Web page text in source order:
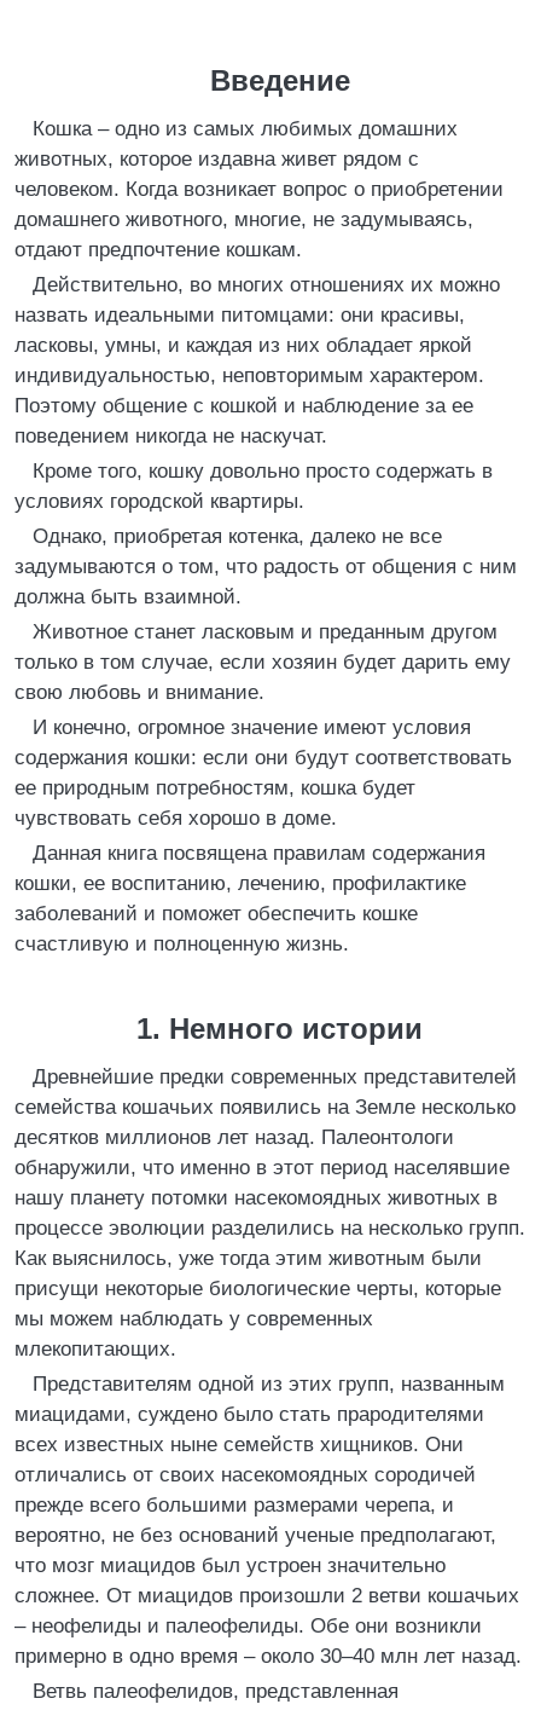
Введение
Кошка – одно из самых любимых домашних
животных, которое издавна живет рядом с
человеком. Когда возникает вопрос о приобретении
домашнего животного, многие, не задумываясь,
отдают предпочтение кошкам.
Действительно, во многих отношениях их можно
назвать идеальными питомцами: они красивы,
ласковы, умны, и каждая из них обладает яркой
индивидуальностью, неповторимым характером.
Поэтому общение с кошкой и наблюдение за ее
поведением никогда не наскучат.
Кроме того, кошку довольно просто содержать в
условиях городской квартиры.
Однако, приобретая котенка, далеко не все
задумываются о том, что радость от общения с ним
должна быть взаимной.
Животное станет ласковым и преданным другом
только в том случае, если хозяин будет дарить ему
свою любовь и внимание.
И конечно, огромное значение имеют условия
содержания кошки: если они будут соответствовать
ее природным потребностям, кошка будет
чувствовать себя хорошо в доме.
Данная книга посвящена правилам содержания
кошки, ее воспитанию, лечению, профилактике
заболеваний и поможет обеспечить кошке
счастливую и полноценную жизнь.
1. Немного истории
Древнейшие предки современных представителей
семейства кошачьих появились на Земле несколько
десятков миллионов лет назад. Палеонтологи
обнаружили, что именно в этот период населявшие
нашу планету потомки насекомоядных животных в
процессе эволюции разделились на несколько групп.
Как выяснилось, уже тогда этим животным были
присущи некоторые биологические черты, которые
мы можем наблюдать у современных
млекопитающих.
Представителям одной из этих групп, названным
миацидами, суждено было стать прародителями
всех известных ныне семейств хищников. Они
отличались от своих насекомоядных сородичей
прежде всего большими размерами черепа, и
вероятно, не без оснований ученые предполагают,
что мозг миацидов был устроен значительно
сложнее. От миацидов произошли 2 ветви кошачьих
– неофелиды и палеофелиды. Обе они возникли
примерно в одно время – около 30–40 млн лет назад.
Ветвь палеофелидов, представленная